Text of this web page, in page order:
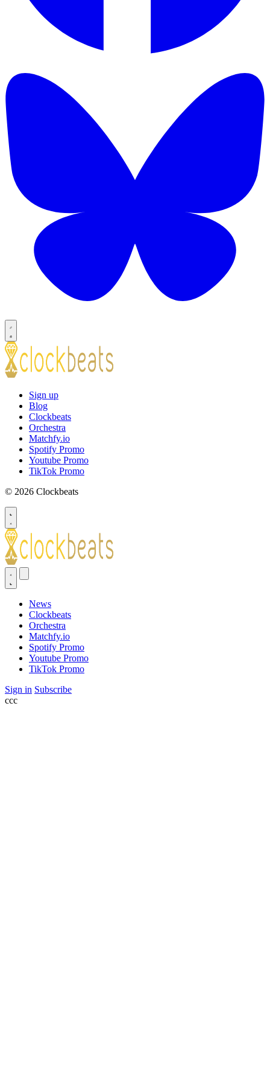
Sign up
Blog
Clockbeats
Orchestra
Matchfy.io
Spotify Promo
Youtube Promo
TikTok Promo
© 2026 Clockbeats
News
Clockbeats
Orchestra
Matchfy.io
Spotify Promo
Youtube Promo
TikTok Promo
Sign in Subscribe
ссс